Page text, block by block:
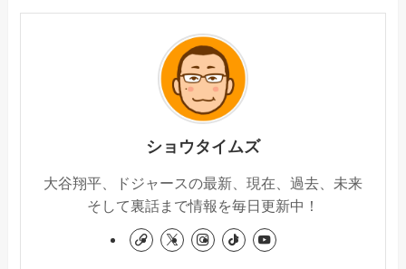
ショウタイムズ
大谷翔平、ドジャースの最新、現在、過去、未来
そして裏話まで情報を毎日更新中！